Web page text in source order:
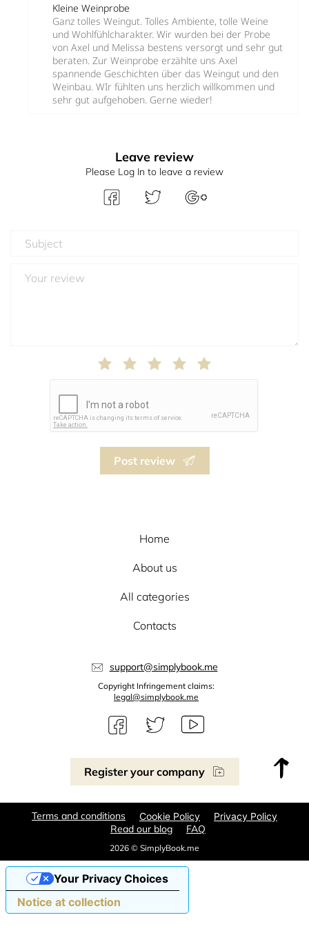
Kleine Weinprobe
Ganz tolles Weingut. Tolles Ambiente, tolle Weine
und Wohlfühlcharakter. Wir wurden bei der Probe
von Axel und Melissa bestens versorgt und sehr gut
beraten. Zur Weinprobe erzählte uns Axel
spannende Geschichten über das Weingut und den
Weinbau. WIr fühlten uns herzlich willkommen und
sehr gut aufgehoben. Gerne wieder!
Leave review
Please Log In to leave a review
Post review
Register your company
Home
About us
All categories
Contacts
support@simplybook.me
Copyright Infringement claims:
legal@simplybook.me
2026 © SimplyBook.me
Terms and conditions Cookie Policy Privacy Policy
Read our blog FAQ
Notice at collection
Your Privacy Choices